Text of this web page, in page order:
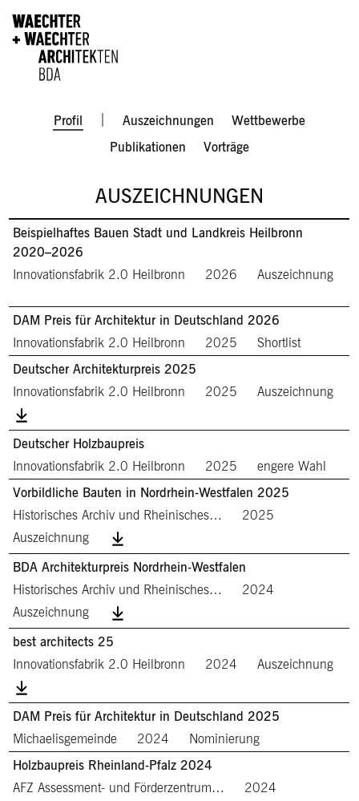
Profil Auszeichnungen
Wettbewerbe
Publikationen
Vorträge
AUSZEICHNUNGEN
Beispielhaftes Bauen Stadt und Landkreis Heilbronn
2020–2026
Innovationsfabrik 2.0 Heilbronn
2026 Auszeichnung
DAM Preis für Architektur in Deutschland 2026
Innovationsfabrik 2.0 Heilbronn
2025
Shortlist
Deutscher Architekturpreis 2025
Innovationsfabrik 2.0 Heilbronn
2025 Auszeichnung
Deutscher Holzbaupreis
Innovationsfabrik 2.0 Heilbronn
2025
engere Wahl
Vorbildliche Bauten in Nordrhein-Westfalen 2025
Historisches Archiv und Rheinisches…
2025
Auszeichnung
BDA Architekturpreis Nordrhein-Westfalen
Historisches Archiv und Rheinisches…
2024
Auszeichnung
best architects 25
Innovationsfabrik 2.0 Heilbronn
2024 Auszeichnung
DAM Preis für Architektur in Deutschland 2025
Michaelisgemeinde
2024
Nominierung
Holzbaupreis Rheinland-Pfalz 2024
AFZ Assessment- und Förderzentrum…
2024